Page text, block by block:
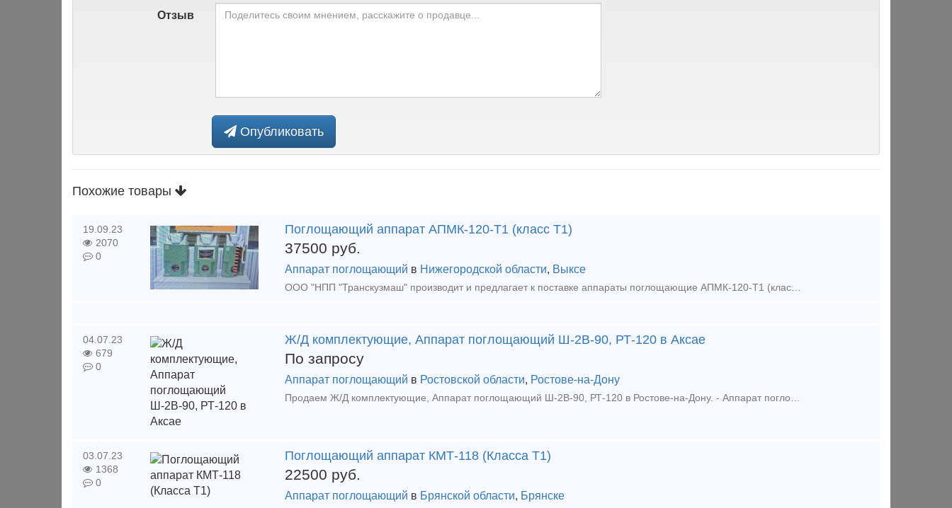
Отзыв
Опубликовать
Похожие товары
19.09.23
2070
0
Поглощающий аппарат АПМК-120-Т1 (класс Т1)
37500 руб.
Аппарат поглощающий в Нижегородской области, Выксе
ООО "НПП "Транскузмаш" производит и предлагает к поставке аппараты поглощающие АПМК-120-Т1 (класс Т1), с более подробной информацией можно ознакомиться на официальном сайте http://transkuzmash.ru ; п
04.07.23
679
0
Ж/Д комплектующие, Аппарат поглощающий Ш-2В-90, РТ-120 в Аксае
По запросу
Аппарат поглощающий в Ростовской области, Ростове-на-Дону
Продаем Ж/Д комплектующие, Аппарат поглощающий Ш-2В-90, РТ-120 в Ростове-на-Дону. - Аппарат поглощающий Ш-2В-90 - Аппарат поглощающий Ш-2Т-110
03.07.23
1368
0
Поглощающий аппарат КМТ-118 (Класса Т1)
22500 руб.
Аппарат поглощающий в Брянской области, Брянске